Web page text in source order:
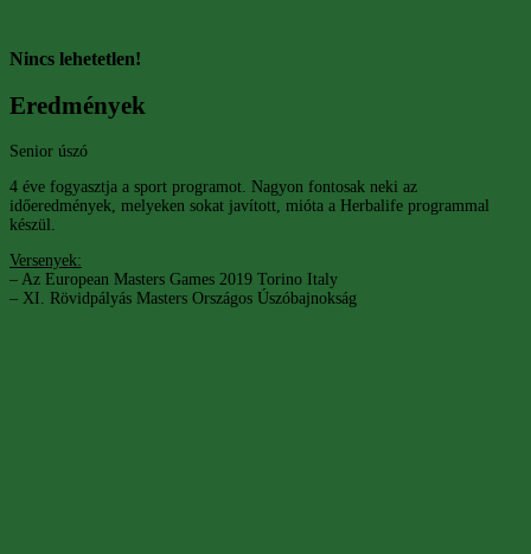
Nincs lehetetlen!
Eredmények
Senior úszó
4 éve fogyasztja a sport programot. Nagyon fontosak neki az
időeredmények, melyeken sokat javított, mióta a Herbalife programmal
készül.
Versenyek:
– Az European Masters Games 2019 Torino Italy
– XI. Rövidpályás Masters Országos Úszóbajnokság